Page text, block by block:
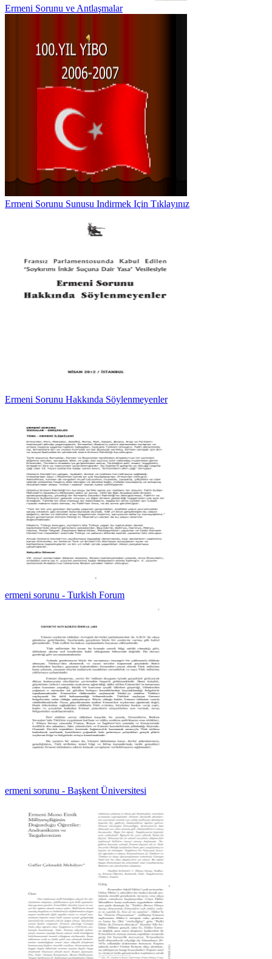
Ermeni Sorunu ve Antlaşmalar
Ermeni Sorunu Sunusu Indirmek Için Tıklayınız
Ermeni Sorunu Hakkında Söylenmeyenler
ermeni sorunu - Turkish Forum
ermeni sorunu - Başkent Üniversitesi